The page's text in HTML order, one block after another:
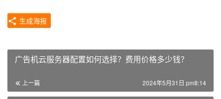
生成海报
广告机云服务器配置如何选择？费用价格多少钱？
上一篇 2024年5月31日 pm8:14